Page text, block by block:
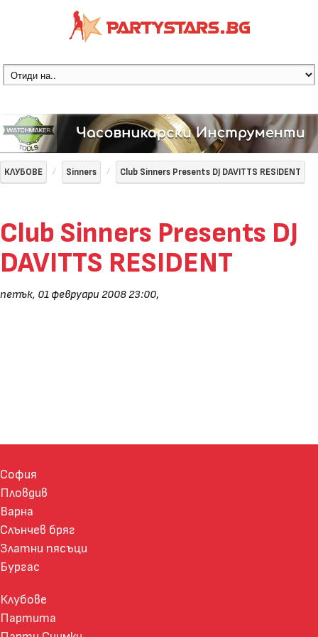
КЛУБОВЕ Sinners Club Sinners Presents DJ DAVITTS RESIDENT
Club Sinners Presents DJ
DAVITTS RESIDENT
петък, 01 февруари 2008 23:00,
София
Пловдив
Варна
Слънчев бряг
Златни пясъци
Бургас
Клубове
Партита